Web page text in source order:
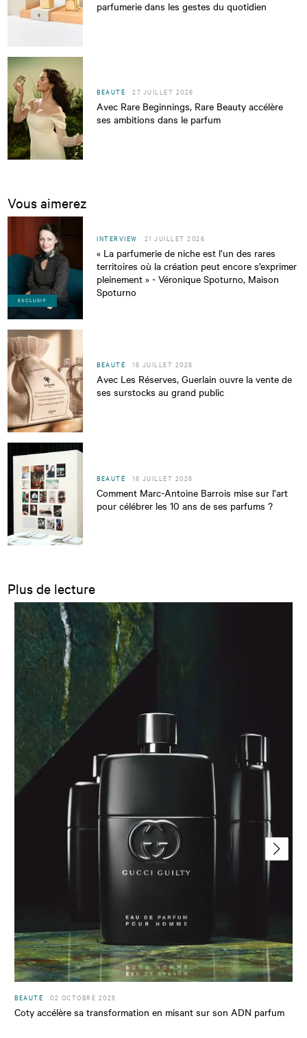
parfumerie dans les gestes du quotidien
BEAUTÉ 27 JUILLET 2026
Avec Rare Beginnings, Rare Beauty accélère
ses ambitions dans le parfum
Vous aimerez
EXCLUSIF
INTERVIEW 21 JUILLET 2026
« La parfumerie de niche est l’un des rares
territoires où la création peut encore s’exprimer
pleinement » - Véronique Spoturno, Maison
Spoturno
BEAUTÉ 16 JUILLET 2026
Avec Les Réserves, Guerlain ouvre la vente de
ses surstocks au grand public
BEAUTÉ 16 JUILLET 2026
Comment Marc-Antoine Barrois mise sur l’art
pour célébrer les 10 ans de ses parfums ?
Plus de lecture
BEAUTÉ 02 OCTOBRE 2025
Coty accélère sa transformation en misant sur son ADN parfum